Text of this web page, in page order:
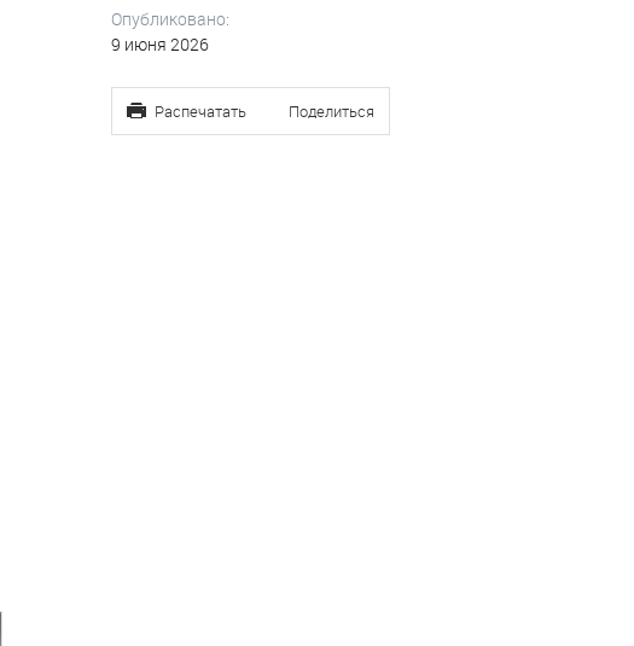
Опубликовано:
9 июня 2026
Распечатать Поделиться